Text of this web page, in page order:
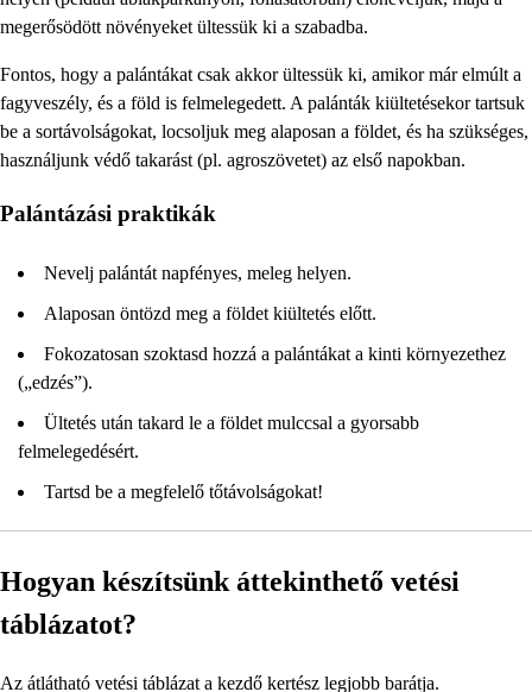
megerősödött növényeket ültessük ki a szabadba.
Fontos, hogy a palántákat csak akkor ültessük ki, amikor már elmúlt a
fagyveszély, és a föld is felmelegedett. A palánták kiültetésekor tartsuk
be a sortávolságokat, locsoljuk meg alaposan a földet, és ha szükséges,
használjunk védő takarást (pl. agroszövetet) az első napokban.
Palántázási praktikák
Nevelj palántát napfényes, meleg helyen.
Alaposan öntözd meg a földet kiültetés előtt.
Fokozatosan szoktasd hozzá a palántákat a kinti környezethez
(„edzés”).
Ültetés után takard le a földet mulccsal a gyorsabb
felmelegedésért.
Tartsd be a megfelelő tőtávolságokat!
Hogyan készítsünk áttekinthető vetési
táblázatot?
Az átlátható vetési táblázat a kezdő kertész legjobb barátja.